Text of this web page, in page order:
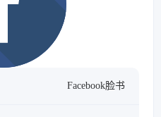
Facebook脸书